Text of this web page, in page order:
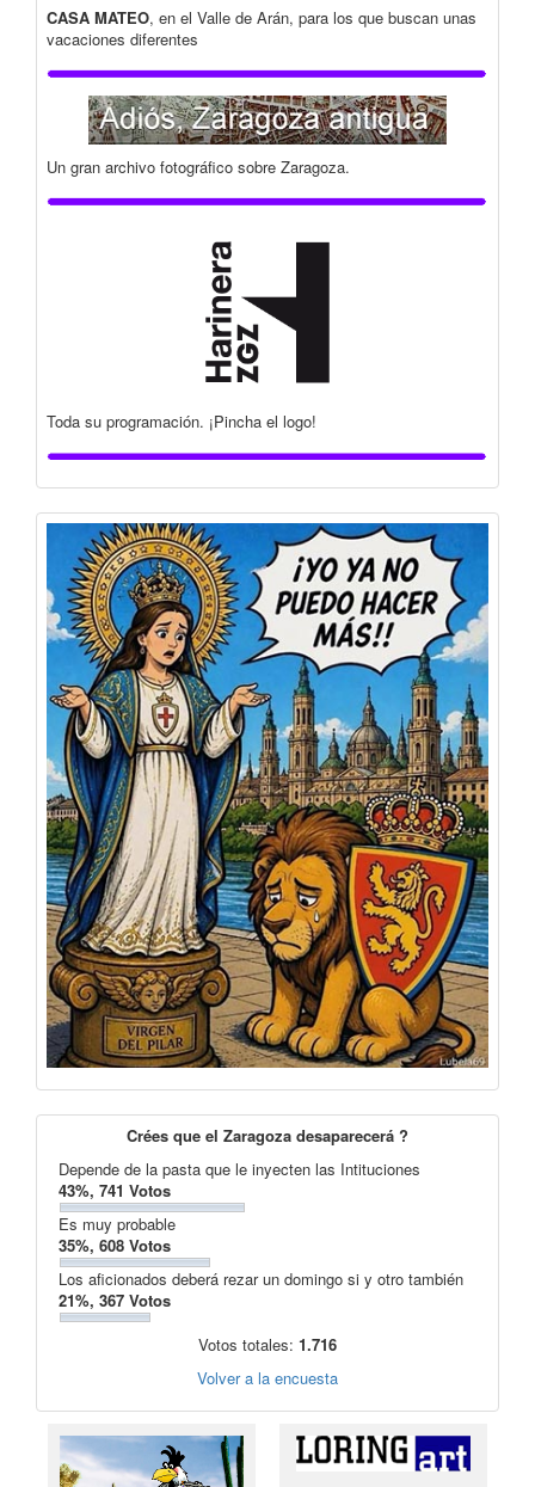
CASA MATEO, en el Valle de Arán, para los que buscan unas
vacaciones diferentes
Un gran archivo fotográfico sobre Zaragoza.
Toda su programación. ¡Pincha el logo!
Crées que el Zaragoza desaparecerá ?
Depende de la pasta que le inyecten las Intituciones
43%, 741 Votos
Es muy probable
35%, 608 Votos
Los aficionados deberá rezar un domingo si y otro también
21%, 367 Votos
Votos totales: 1.716
Volver a la encuesta